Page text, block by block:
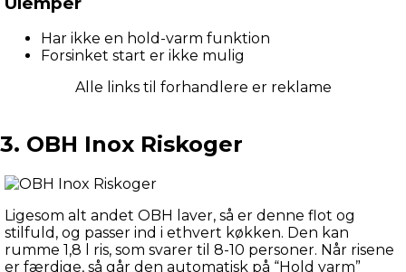
Har ikke en hold-varm funktion
Forsinket start er ikke mulig
Alle links til forhandlere er reklame
3. OBH Inox Riskoger
Ligesom alt andet OBH laver, så er denne flot og
stilfuld, og passer ind i ethvert køkken. Den kan
rumme 1,8 l ris, som svarer til 8-10 personer. Når risene
er færdige, så går den automatisk på “Hold varm”